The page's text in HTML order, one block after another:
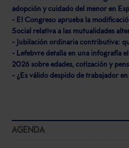
adopción y cuidado del menor en
- El Congreso aprueba la
Social relativa a las mutualidades
- Jubilación ordinaria contributiva:
- Lefebvre detalla en una infografía
2026 sobre edades, cotización y
- ¿Es válido despido de trabajador
AGENDA